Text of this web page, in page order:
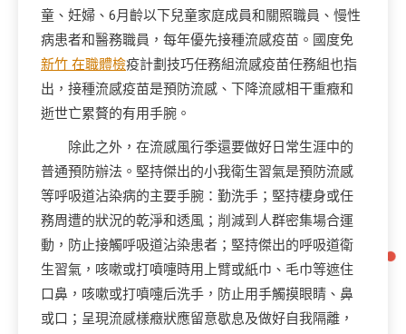
童、妊婦、6月齡以下兒童家庭成員和關照職員、慢性
病患者和醫務職員，每年優先接種流感疫苗。國度免
新竹 在職體檢疫計劃技巧任務組流感疫苗任務組也指
出，接種流感疫苗是預防流感、下降流感相干重癥和
逝世亡累贅的有用手腕。
除此之外，在流感風行季還要做好日常生涯中的
普通預防辦法。堅持傑出的小我衛生習氣是預防流感
等呼吸道沾染病的主要手腕：勤洗手；堅持棲身或任
務周遭的狀況的乾淨和透風；削減到人群密集場合運
動，防止接觸呼吸道沾染患者；堅持傑出的呼吸道衛
生習氣，咳嗽或打噴嚏時用上臂或紙巾、毛巾等遮住
口鼻，咳嗽或打噴嚏后洗手，防止用手觸摸眼睛、鼻
或口；呈現流感樣癥狀應留意歇息及做好自我隔離，